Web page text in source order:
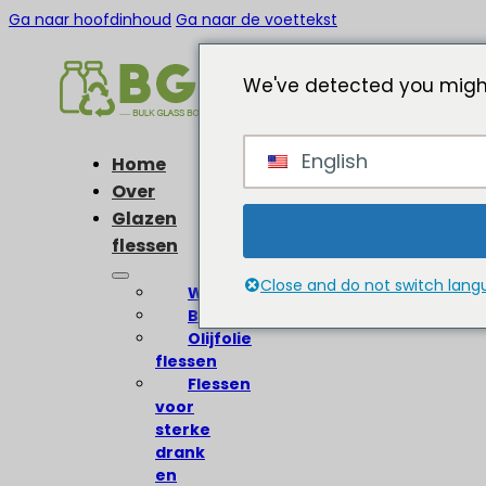
Ga naar hoofdinhoud Ga naar de voettekst
Home
Over
Glazen
flessen
Wijnflessen
Bierflessen
Olijfolie
flessen
Flessen
voor
sterke
drank
en
We've detected you
English
Close and do not switch